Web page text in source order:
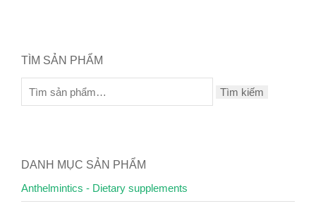
TÌM SẢN PHẨM
Tìm kiếm
DANH MỤC SẢN PHẨM
Anthelmintics - Dietary supplements